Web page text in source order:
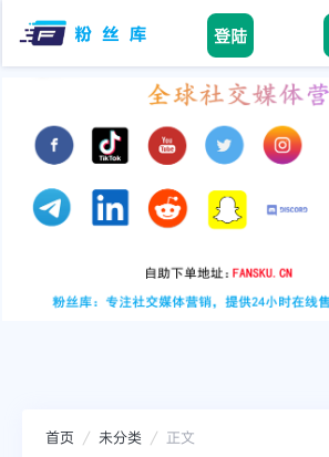
登陆
首页
tiktok
youtube
instagram
首页 未分类 正文